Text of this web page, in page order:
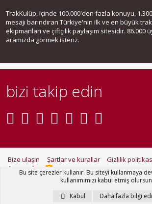
TrakKulüp, içinde 100.000'den fazla konuyu,
mesajı barındıran Türkiye'nin ilk ve en büyük
ekipmanları ve çiftçilik paylaşım sitesidir. 86.000
aramızda görmek isteriz.
bizi takip edin
Bize ulaşın Şartlar ve kurallar Gizlilik
Ana sayfa
R
S
Metro Theme for XenForo by
PixelGoose Studio
Bu site çerezler kullanır. Bu siteyi kullanmaya
kullanımımızı kabul etmiş
Kabul
Daha fazla bilgi